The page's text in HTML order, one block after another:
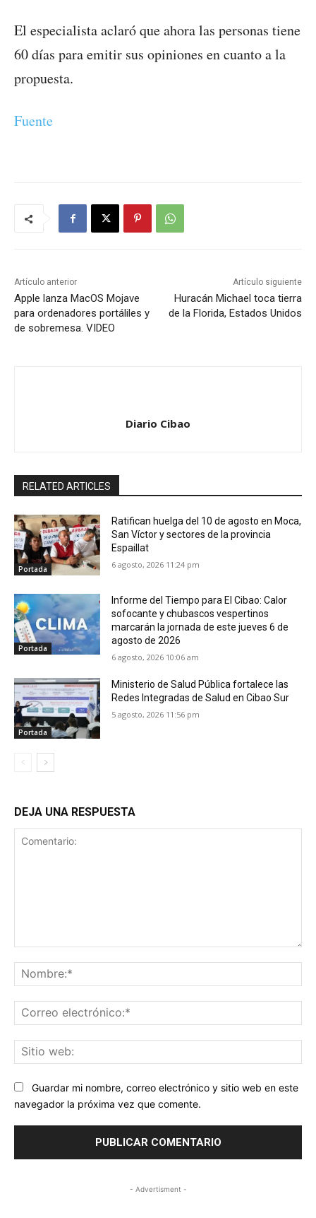
El especialista aclaró que ahora las personas tiene
60 días para emitir sus opiniones en cuanto a la
propuesta.
Fuente
Artículo anterior
Apple lanza MacOS Mojave
para ordenadores portáliles y
de sobremesa. VIDEO
Artículo siguiente
Huracán Michael toca tierra
de la Florida, Estados Unidos
Diario Cibao
RELATED ARTICLES
Portada
Ratifican huelga del 10 de agosto en Moca,
San Víctor y sectores de la provincia
Espaillat
6 agosto, 2026 11:24 pm
Portada
Informe del Tiempo para El Cibao: Calor
sofocante y chubascos vespertinos
marcarán la jornada de este jueves 6 de
agosto de 2026
6 agosto, 2026 10:06 am
Portada
Ministerio de Salud Pública fortalece las
Redes Integradas de Salud en Cibao Sur
5 agosto, 2026 11:56 pm
DEJA UNA RESPUESTA
Guardar mi nombre, correo electrónico y sitio web en este
navegador la próxima vez que comente.
- Advertisment -